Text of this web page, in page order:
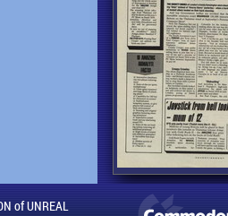
of UNREAL